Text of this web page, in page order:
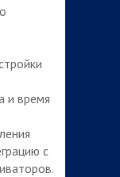
и время
с